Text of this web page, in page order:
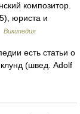
композитор.
юриста и
Википедия
есть статьи о
(швед. Adolf